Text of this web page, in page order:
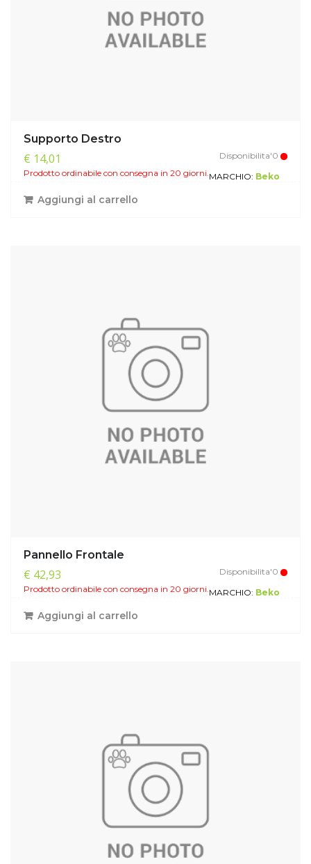
Supporto Destro
€ 14,01
Disponibilita'0
Prodotto ordinabile con consegna in 20 giorni.MARCHIO: Beko
Aggiungi al carrello
Pannello Frontale
€ 42,93
Disponibilita'0
Prodotto ordinabile con consegna in 20 giorni.MARCHIO: Beko
Aggiungi al carrello